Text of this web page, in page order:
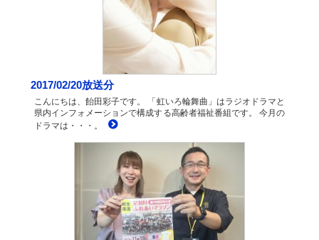
2017/02/20放送分
こんにちは、飴田彩子です。 「虹いろ輪舞曲」はラジオドラマと
県内インフォメーションで構成する高齢者福祉番組です。 今月の
ドラマは・・・。